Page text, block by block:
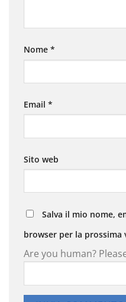
Nome *
Email *
Sito web
Salva il mio nome,
browser per la prossima
Are you human?